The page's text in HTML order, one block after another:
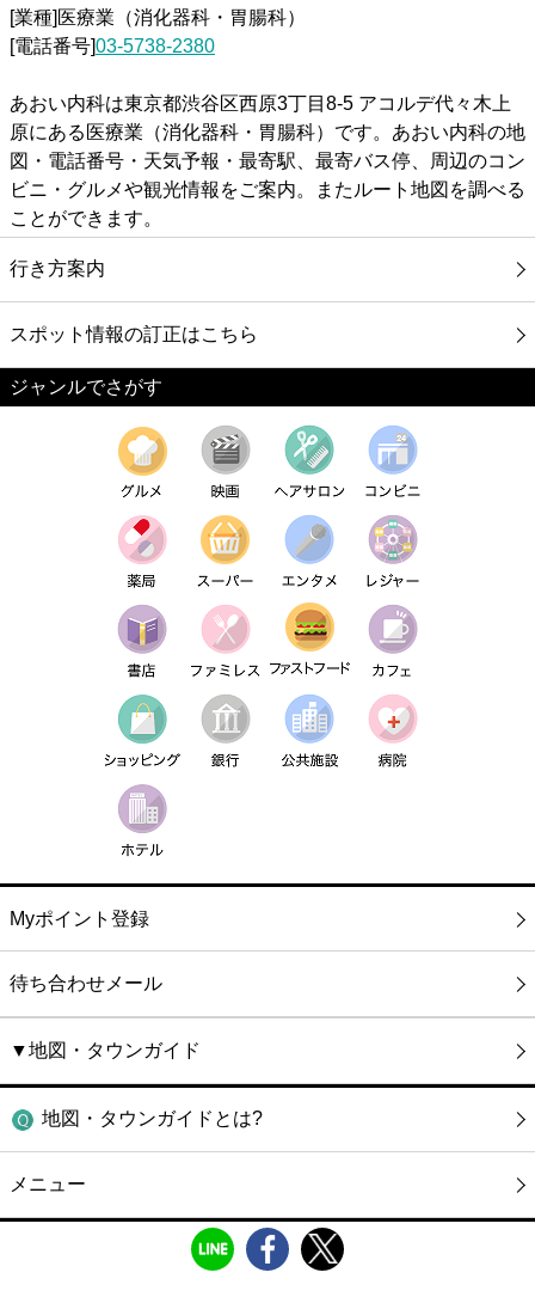
[業種]医療業（消化器科・胃腸科）
[電話番号]03-5738-2380
あおい内科は東京都渋谷区西原3丁目8-5 アコルデ代々木上
原にある医療業（消化器科・胃腸科）です。あおい内科の地
図・電話番号・天気予報・最寄駅、最寄バス停、周辺のコン
ビニ・グルメや観光情報をご案内。またルート地図を調べる
ことができます。
行き方案内
スポット情報の訂正はこちら
ジャンルでさがす
Myポイント登録
待ち合わせメール
▼地図・タウンガイド
地図・タウンガイドとは?
メニュー